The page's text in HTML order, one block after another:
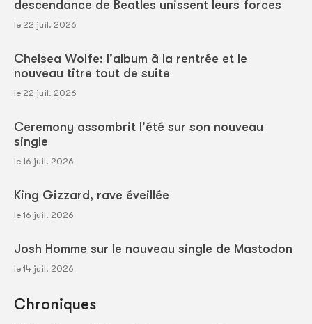
descendance de Beatles unissent leurs forces
le 22 juil. 2026
Chelsea Wolfe: l'album à la rentrée et le
nouveau titre tout de suite
le 22 juil. 2026
Ceremony assombrit l'été sur son nouveau
single
le 16 juil. 2026
King Gizzard, rave éveillée
le 16 juil. 2026
Josh Homme sur le nouveau single de Mastodon
le 14 juil. 2026
Chroniques